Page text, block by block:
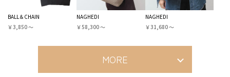
BALL＆CHAIN
￥3,850 〜
NAGHEDI
￥58,300 〜
NAGHEDI
￥31,680 〜
MORE